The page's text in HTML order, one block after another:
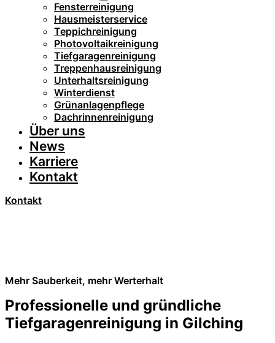
Fensterreinigung
Hausmeisterservice
Teppichreinigung
Photovoltaikreinigung
Tiefgaragenreinigung
Treppenhausreinigung
Unterhaltsreinigung
Winterdienst
Grünanlagenpflege
Dachrinnenreinigung
Über uns
News
Karriere
Kontakt
Kontakt
Mehr Sauberkeit, mehr Werterhalt
Professionelle und gründliche
Tiefgaragenreinigung in Gilching